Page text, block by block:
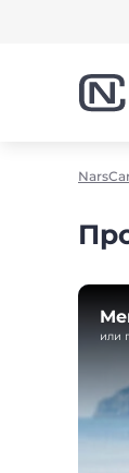
или